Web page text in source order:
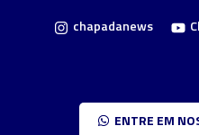
chapadanews
ENTRE EM